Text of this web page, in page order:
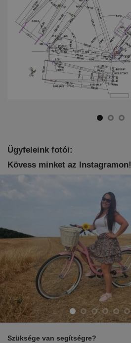
Ügyfeleink fotói:
Kövess minket az Instagramon!
Szüksége van segítségre?